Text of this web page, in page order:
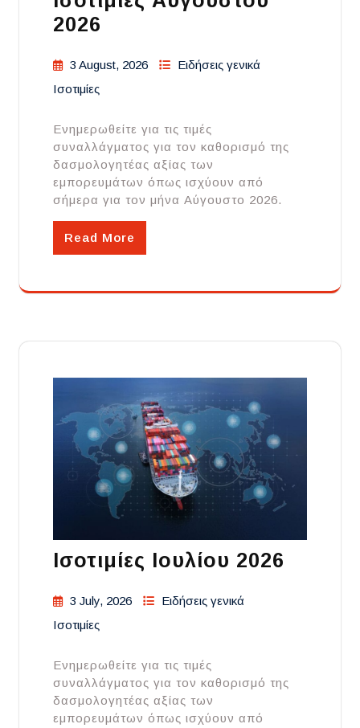
2026
3 August, 2026
Ειδήσεις γενικά
Ισοτιμίες
Ενημερωθείτε για τις τιμές
συναλλάγματος για τον καθορισμό της
δασμολογητέας αξίας των
εμπορευμάτων όπως ισχύουν από
σήμερα για τον μήνα Αύγουστο 2026.
Read More
Ισοτιμίες Ιουλίου 2026
3 July, 2026
Ειδήσεις γενικά
Ισοτιμίες
Ενημερωθείτε για τις τιμές
συναλλάγματος για τον καθορισμό της
δασμολογητέας αξίας των
εμπορευμάτων όπως ισχύουν από